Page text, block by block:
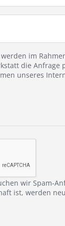
im
die
unseres
wir Spam-
ist, werden